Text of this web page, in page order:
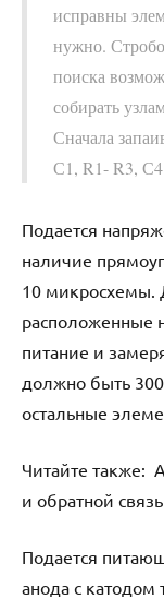
исправны
нужно.
поиска
собирать
Сначала
С1, R1- R3,
Подается
наличие
10 микросхемы.
расположенные
питание и
должно быть
остальные
Читайте также:
и обратной
Подается
анода с катодом